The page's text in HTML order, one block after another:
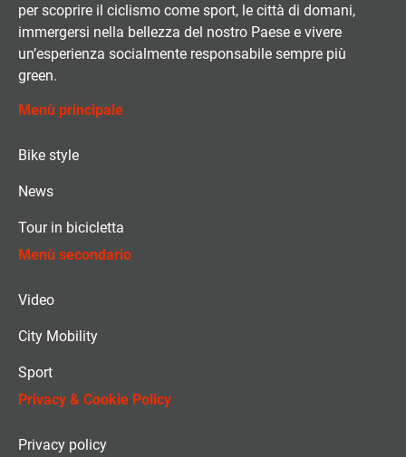
per scoprire il ciclismo come sport, le città di domani,
immergersi nella bellezza del nostro Paese e vivere
un’esperienza socialmente responsabile sempre più
green.
Menù principale
Bike style
News
Tour in bicicletta
Menù secondario
Video
City Mobility
Sport
Privacy & Cookie Policy
Privacy policy